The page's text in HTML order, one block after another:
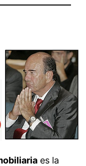
es la